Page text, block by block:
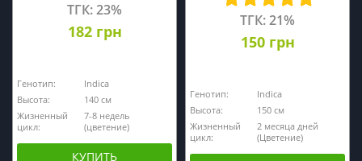
ТГК: 23%
182 грн
Генотип:
Indica
Высота:
140 cм
Жизненный
цикл:
7-8 недель
(цветение)
КУПИТЬ
ТГК: 21%
150 грн
Генотип:
Indica
Высота:
150 см
Жизненный
цикл:
2 месяца дней
(Цветение)